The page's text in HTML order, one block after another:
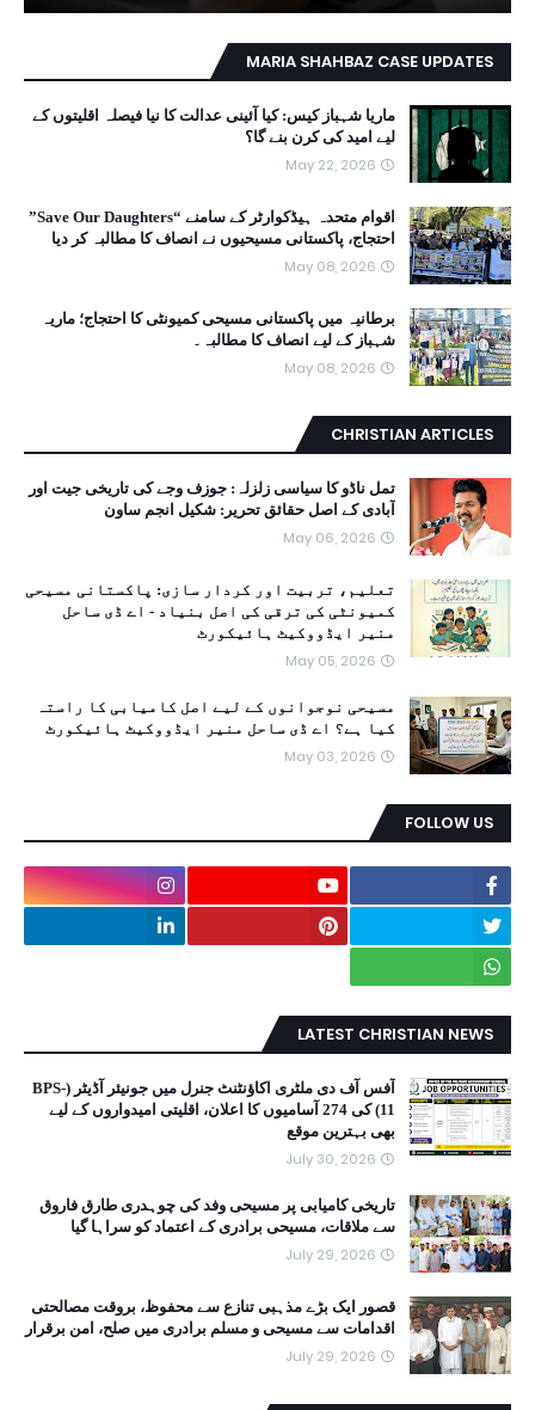
MARIA SHAHBAZ CASE UPDATES
ماریا شہباز کیس: کیا آئینی عدالت کا نیا فیصلہ اقلیتوں کے
لیے امید کی کرن بنے گا؟
May 22, 2026
اقوام متحدہ ہیڈکوارٹر کے سامنے “Save Our Daughters”
احتجاج، پاکستانی مسیحیوں نے انصاف کا مطالبہ کر دیا
May 08, 2026
برطانیہ میں پاکستانی مسیحی کمیونٹی کا احتجاج؛ ماریہ
شہباز کے لیے انصاف کا مطالبہ۔
May 08, 2026
CHRISTIAN ARTICLES
تمل ناڈو کا سیاسی زلزلہ: جوزف وجے کی تاریخی جیت اور
آبادی کے اصل حقائق تحریر: شکیل انجم ساون
May 06, 2026
تعلیم، تربیت اور کردار سازی: پاکستانی مسیحی
کمیونٹی کی ترقی کی اصل بنیاد - اے ڈی ساحل
منیر ایڈووکیٹ ہائیکورٹ
May 05, 2026
مسیحی نوجوانوں کے لیے اصل کامیابی کا راستہ
کیا ہے؟ اے ڈی ساحل منیر ایڈووکیٹ ہائیکورٹ
May 03, 2026
FOLLOW US
LATEST CHRISTIAN NEWS
آفس آف دی ملٹری اکاؤنٹنٹ جنرل میں جونیئر آڈیٹر (BPS-
11) کی 274 آسامیوں کا اعلان، اقلیتی امیدواروں کے لیے
بھی بہترین موقع
July 30, 2026
تاریخی کامیابی پر مسیحی وفد کی چوہدری طارق فاروق
سے ملاقات، مسیحی برادری کے اعتماد کو سراہا گیا
July 29, 2026
قصور ایک بڑے مذہبی تنازع سے محفوظ، بروقت مصالحتی
اقدامات سے مسیحی و مسلم برادری میں صلح، امن برقرار
July 29, 2026